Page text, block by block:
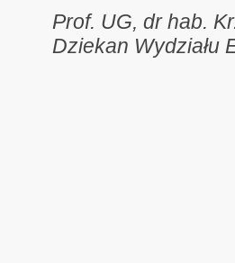
Prof. UG, dr hab.
Dziekan Wydziału